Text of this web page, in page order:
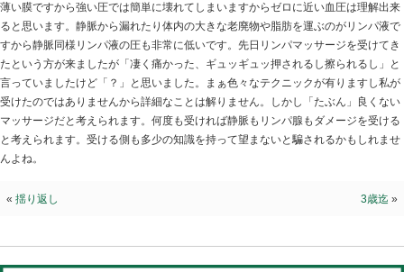
病院に行けば必ず「血圧を下げましょう」と言われます
く流す為には正常値でも凄い圧力が血管には加わります
まったもんじゃない」となりますから理解出来ます。し
が悪いです。動脈は高いのですが静脈は還流血ですから
場合によっては逆流してしまうから逆流防止弁が有るほ
届けて不要物を回収する静脈に移行します。細胞を囲ん